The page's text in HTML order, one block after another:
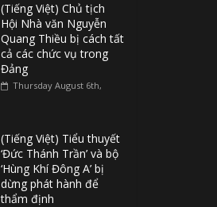
(Tiếng Việt) Chủ tịch
Hội Nhà văn Nguyễn
Quang Thiều bị cách tất
cả các chức vụ trong
Đảng
Thursday August 6th,
(Tiếng Việt) Tiểu thuyết
‘Đức Thánh Trần’ và bộ
‘Hùng Khí Đông A’ bị
dừng phát hành để
thẩm định